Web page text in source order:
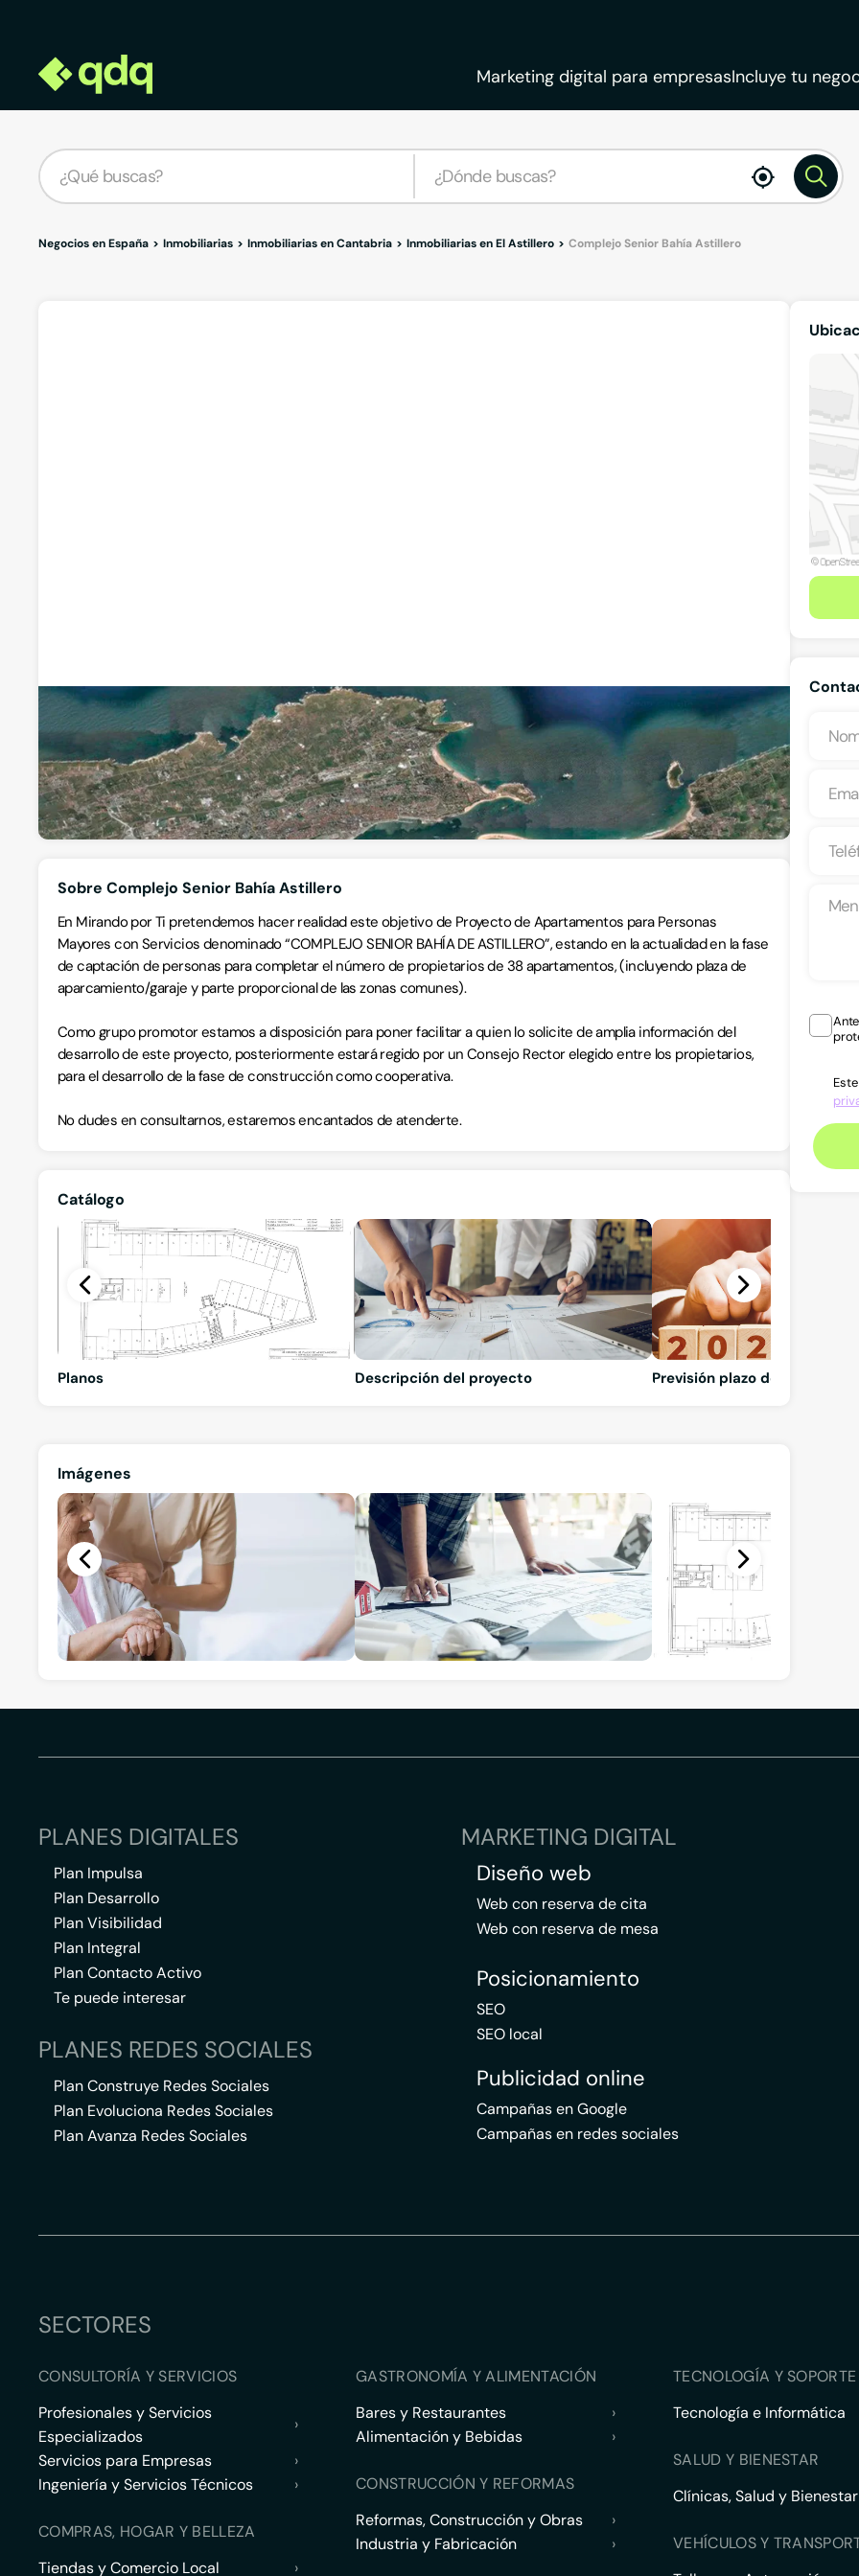
Marketing digital para empresasIncluye tu
enable
location
Negocios en España Inmobiliarias Inmobiliarias en Cantabria Inmobiliarias en El Astillero Complejo Senior Bahía Astillero
Complejo Senior Bahía Astillero
Inmobiliarias
Calle Augusto González Linares 11, 39006, Santander, Cantabria
Visitar web
Ver teléfono
Sobre Complejo Senior Bahía Astillero
En Mirando por Ti pretendemos hacer realidad este objetivo de Proyecto de Apartamentos para Personas
Mayores con Servicios denominado “COMPLEJO SENIOR BAHÍA DE ASTILLERO”, estando en la actualidad en la fase
de captación de personas para completar el número de propietarios de 38 apartamentos, (incluyendo plaza de
aparcamiento/garaje y parte proporcional de las zonas comunes).
Como grupo promotor estamos a disposición para poner facilitar a quien lo solicite de amplia información del
desarrollo de este proyecto, posteriormente estará regido por un Consejo Rector elegido entre los propietarios,
para el desarrollo de la fase de construcción como cooperativa.
No dudes en consultarnos, estaremos encantados de atenderte.
Catálogo
Planos Descripción del proyecto Previsión plazo de ejecución
Imágenes
PLANES DIGITALES
Plan Impulsa
Plan Desarrollo
Plan Visibilidad
Plan Integral
Plan Contacto Activo
Te puede interesar
PLANES REDES SOCIALES
Plan Construye Redes Sociales
Plan Evoluciona Redes Sociales
Plan Avanza Redes Sociales
MARKETING DIGITAL
Diseño web
Web con reserva de cita
Web con reserva de mesa
Posicionamiento
SEO
SEO local
Publicidad online
Campañas en Google
Campañas en redes sociales
SECTORES
CONSULTORÍA Y SERVICIOS
Profesionales y Servicios
Especializados
›
Servicios para Empresas
›
Ingeniería y Servicios Técnicos
›
COMPRAS, HOGAR Y BELLEZA
Tiendas y Comercio Local
›
GASTRONOMÍA Y ALIMENTACIÓN
Bares y Restaurantes
›
Alimentación y Bebidas
›
CONSTRUCCIÓN Y REFORMAS
Reformas, Construcción y Obras
›
Industria y Fabricación
›
TECNOLOGÍA Y
Tecnología e Informática
SALUD Y BIENESTAR
Clínicas, Salud y Bienestar
VEHÍCULOS Y